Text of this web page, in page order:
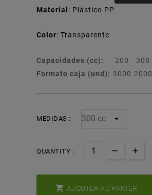
Material : Plástico PP
Color: Transparente
Capacidades (cc): 200 300
Formato caja (und): 3000 2000
MEDIDAS :
QUANTITY :
 AJOUTER AU PANIER